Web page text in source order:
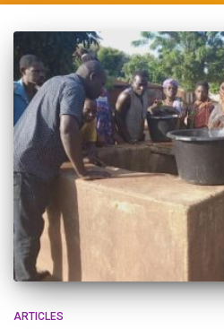
ARTICLES